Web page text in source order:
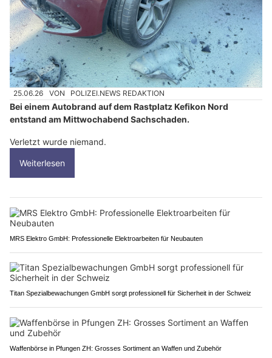
25.06.26 VON POLIZEI.NEWS REDAKTION
Bei einem Autobrand auf dem Rastplatz Kefikon Nord
entstand am Mittwochabend Sachschaden.
Verletzt wurde niemand.
Weiterlesen
MRS Elektro GmbH: Professionelle Elektroarbeiten für Neubauten
Titan Spezialbewachungen GmbH sorgt professionell für Sicherheit in der Schweiz
Waffenbörse in Pfungen ZH: Grosses Sortiment an Waffen und Zubehör